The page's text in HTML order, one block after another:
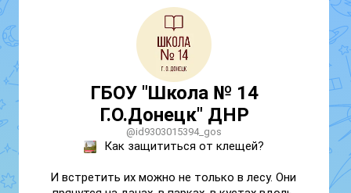
ГБОУ "Школа № 14
Г.О.Донецк" ДНР
@id9303015394_gos
Как защититься от клещей?
И встретить их можно не только в лесу. Они